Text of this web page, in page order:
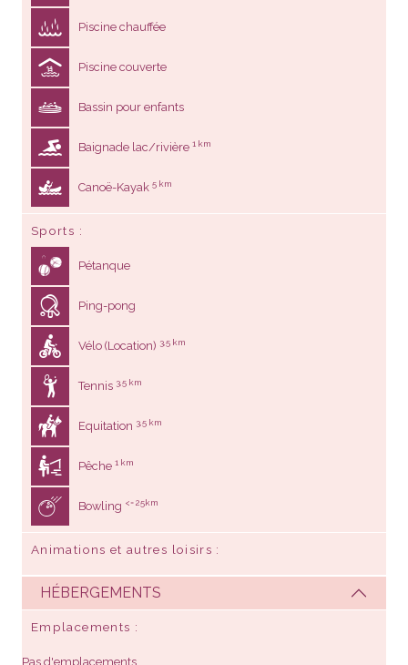
Piscine chauffée
Piscine couverte
Bassin pour enfants
Baignade lac/rivière 1 km
Canoë-Kayak 5 km
Sports
Pétanque
Ping-pong
Vélo (Location) 3,5 km
Tennis 3,5 km
Equitation 3,5 km
Pêche 1 km
Bowling <= 25km
Animations et autres loisirs
HÉBERGEMENTS
Emplacements
Pas d'emplacements